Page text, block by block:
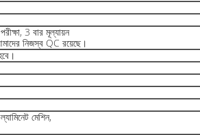
3 বার মূল্যায়ন
নিজস্ব QC রয়েছে।
মেশিন,